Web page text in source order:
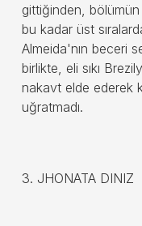
gittiğinden,
bu kadar üst
Almeida'nın beceri
birlikte, eli sıkı
nakavt elde ederek
uğratmadı.
3. JHONATA DINIZ